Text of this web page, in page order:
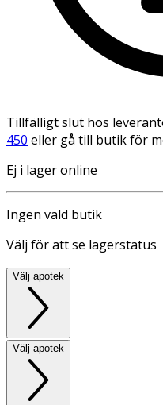
Tillfälligt slut hos
450 eller gå till butik för
Ej i lager online
Ingen vald butik
Välj för att se lagerstatus
Välj apotek
Välj apotek